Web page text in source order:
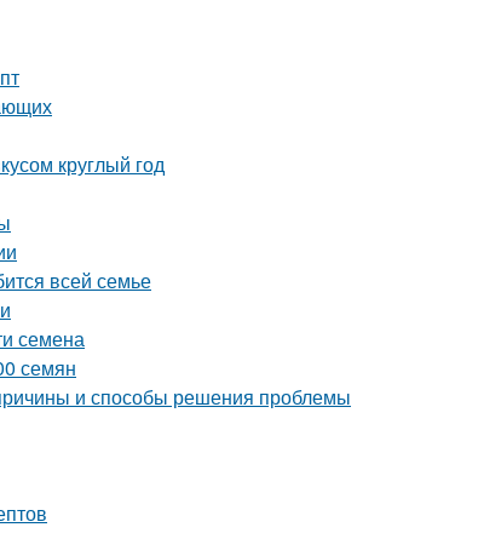
круглый год
всей семье
семена
семян
и способы решения проблемы